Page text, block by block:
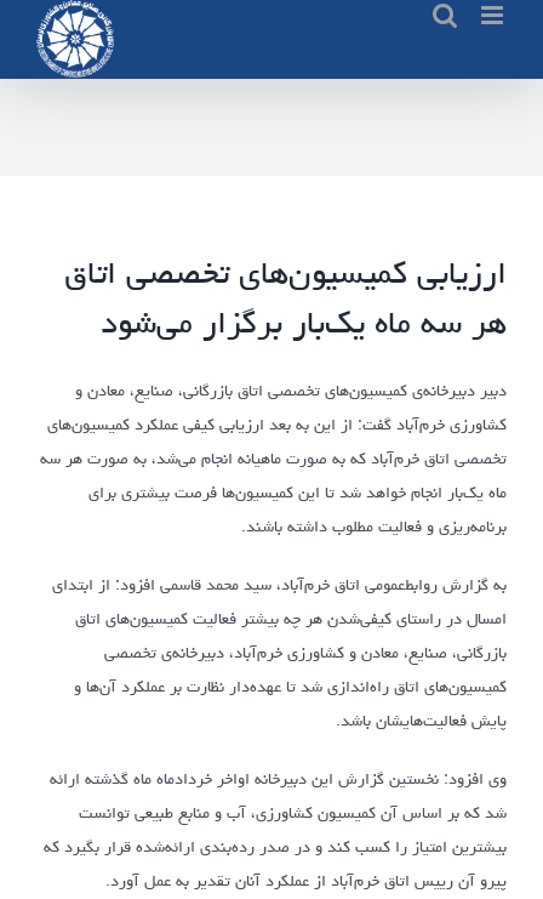
content
ارزیابی کمیسیون‌های تخصصی اتاق
هر سه ماه یک‌بار برگزار می‌شود
دبیر دبیرخانه‌ی کمیسیون‌های تخصصی اتاق بازرگانی، صنایع، معادن و
کشاورزی خرم‌آباد گفت: از این به بعد ارزیابی کیفی عملکرد کمیسیون‌های
تخصصی اتاق خرم‌آباد که به صورت ماهیانه انجام می‌شد، به صورت هر سه
ماه یک‌بار انجام خواهد شد تا این کمیسیون‌ها فرصت بیشتری برای
برنامه‌ریزی و فعالیت مطلوب داشته باشند.
به گزارش روابط‌عمومی اتاق خرم‌آباد، سید محمد قاسمی افزود: از ابتدای
امسال در راستای کیفی‌شدن هر چه بیشتر فعالیت‌ کمیسیون‌های اتاق
بازرگانی، صنایع، معادن و کشاورزی خرم‌آباد، دبیرخانه‌ی تخصصی
کمیسیون‌های اتاق راه‌اندازی شد تا عهده‌دار نظارت بر عملکرد آن‌ها و
پایش فعالیت‌هایشان باشد.
وی افزود: نخستین گزارش این دبیرخانه اواخر خردادماه ماه گذشته ارائه
شد که بر اساس آن کمیسیون کشاورزی، آب و منابع طبیعی توانست
بیشترین امتیاز را کسب کند و در صدر رده‌بندی ارائه‌شده قرار بگیرد که
پیرو آن رییس اتاق خرم‌آباد از عملکرد آنان تقدیر به عمل آورد.